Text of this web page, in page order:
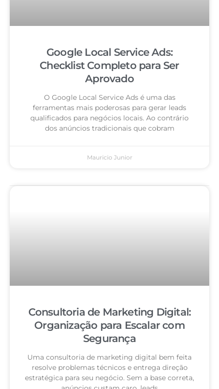
Google Local Service Ads:
Checklist Completo para Ser
Aprovado
O Google Local Service Ads é uma das
ferramentas mais poderosas para gerar leads
qualificados para negócios locais. Ao contrário
dos anúncios tradicionais que cobram
Mauricio Junior
Consultoria de Marketing Digital:
Organização para Escalar com
Segurança
Uma consultoria de marketing digital bem feita
resolve problemas técnicos e entrega direção
estratégica para seu negócio. Sem a base correta,